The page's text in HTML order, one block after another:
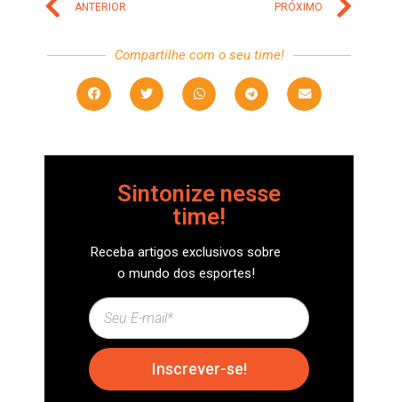
ANTERIOR PRÓXIMO
Compartilhe com o seu time!
Sintonize nesse
time!
Receba artigos exclusivos sobre
o mundo dos esportes!
Inscrever-se!